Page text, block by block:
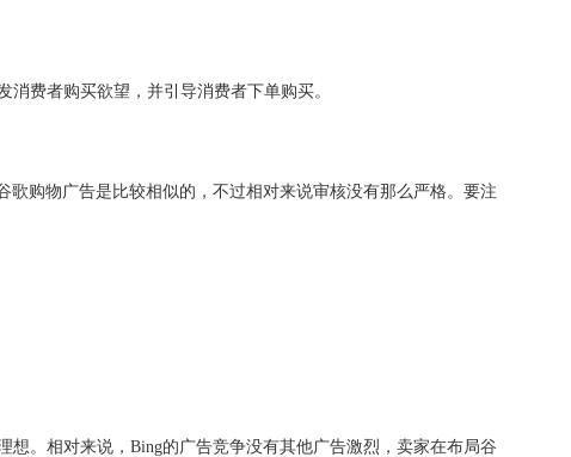
费者购买欲望，并引导消费者下单购买。
购物广告是比较相似的，不过相对来说审核没有那么严格。要注
。相对来说，Bing的广告竞争没有其他广告激烈，卖家在布局谷